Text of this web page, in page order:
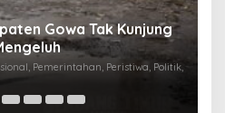
Gowa Tak Kunjung
Pemerintahan, Peristiwa, Politik,